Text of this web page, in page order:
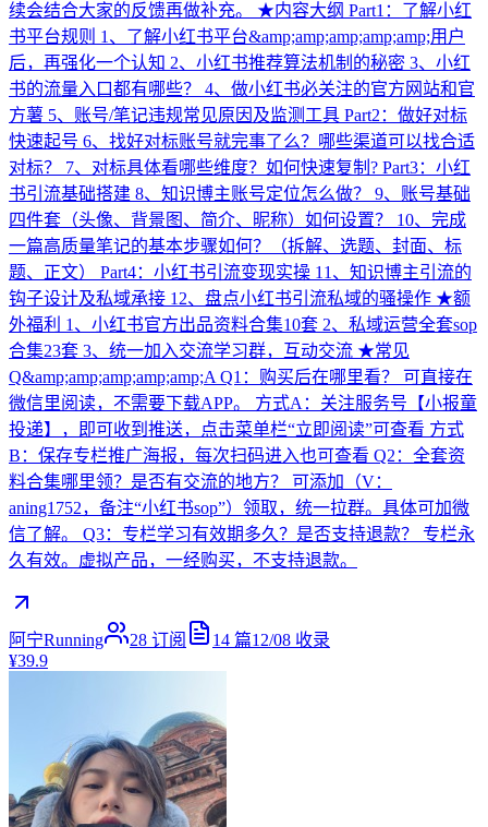
续会结合大家的反馈再做补充。 ★内容大纲 Part1：了解小红
书平台规则 1、了解小红书平台&amp;amp;amp;amp;amp;用户
后，再强化一个认知 2、小红书推荐算法机制的秘密 3、小红
书的流量入口都有哪些？ 4、做小红书必关注的官方网站和官
方薯 5、账号/笔记违规常见原因及监测工具 Part2：做好对标
快速起号 6、找好对标账号就完事了么？哪些渠道可以找合适
对标？ 7、对标具体看哪些维度？如何快速复制? Part3：小红
书引流基础搭建 8、知识博主账号定位怎么做？ 9、账号基础
四件套（头像、背景图、简介、昵称）如何设置？ 10、完成
一篇高质量笔记的基本步骤如何？（拆解、选题、封面、标
题、正文） Part4：小红书引流变现实操 11、知识博主引流的
钩子设计及私域承接 12、盘点小红书引流私域的骚操作 ★额
外福利 1、小红书官方出品资料合集10套 2、私域运营全套sop
合集23套 3、统一加入交流学习群，互动交流 ★常见
Q&amp;amp;amp;amp;amp;A Q1：购买后在哪里看？ 可直接在
微信里阅读，不需要下载APP。 方式A：关注服务号【小报童
投递】，即可收到推送，点击菜单栏“立即阅读”可查看 方式
B：保存专栏推广海报，每次扫码进入也可查看 Q2：全套资
料合集哪里领？是否有交流的地方？ 可添加（V：
aning1752，备注“小红书sop”）领取，统一拉群。具体可加微
信了解。 Q3：专栏学习有效期多久？是否支持退款？ 专栏永
久有效。虚拟产品，一经购买，不支持退款。
阿宁Running 28 订阅 14 篇12/08 收录
¥39.9